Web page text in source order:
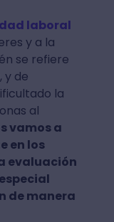
laboral
y a la
se refiere
y de
la
al
vamos a
en los
evaluación
de manera